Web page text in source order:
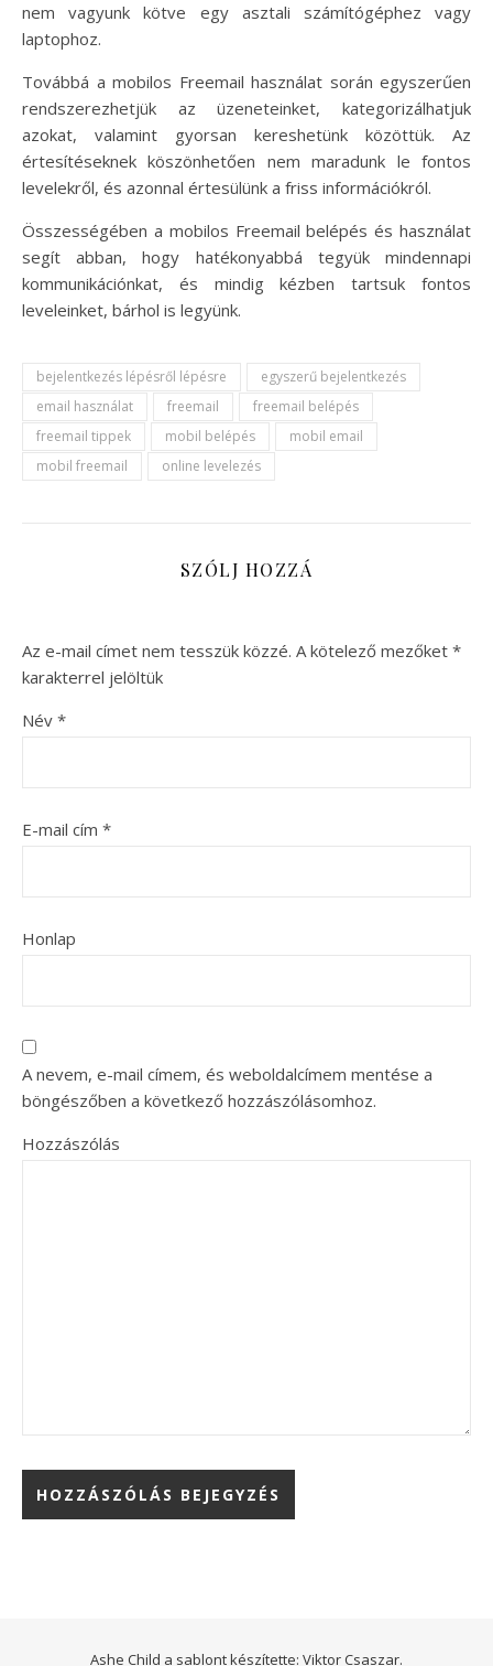
nem vagyunk kötve egy asztali számítógéphez vagy
laptophoz.
Továbbá a mobilos Freemail használat során egyszerűen
rendszerezhetjük az üzeneteinket, kategorizálhatjuk
azokat, valamint gyorsan kereshetünk közöttük. Az
értesítéseknek köszönhetően nem maradunk le fontos
levelekről, és azonnal értesülünk a friss információkról.
Összességében a mobilos Freemail belépés és használat
segít abban, hogy hatékonyabbá tegyük mindennapi
kommunikációnkat, és mindig kézben tartsuk fontos
leveleinket, bárhol is legyünk.
bejelentkezés lépésről lépésre
egyszerű bejelentkezés
email használat
freemail
freemail belépés
freemail tippek
mobil belépés
mobil email
mobil freemail
online levelezés
SZÓLJ HOZZÁ
Az e-mail címet nem tesszük közzé. A kötelező mezőket *
karakterrel jelöltük
Név *
E-mail cím *
Honlap
A nevem, e-mail címem, és weboldalcímem mentése a
böngészőben a következő hozzászólásomhoz.
Hozzászólás
Ashe Child a sablont készítette: Viktor Csaszar.